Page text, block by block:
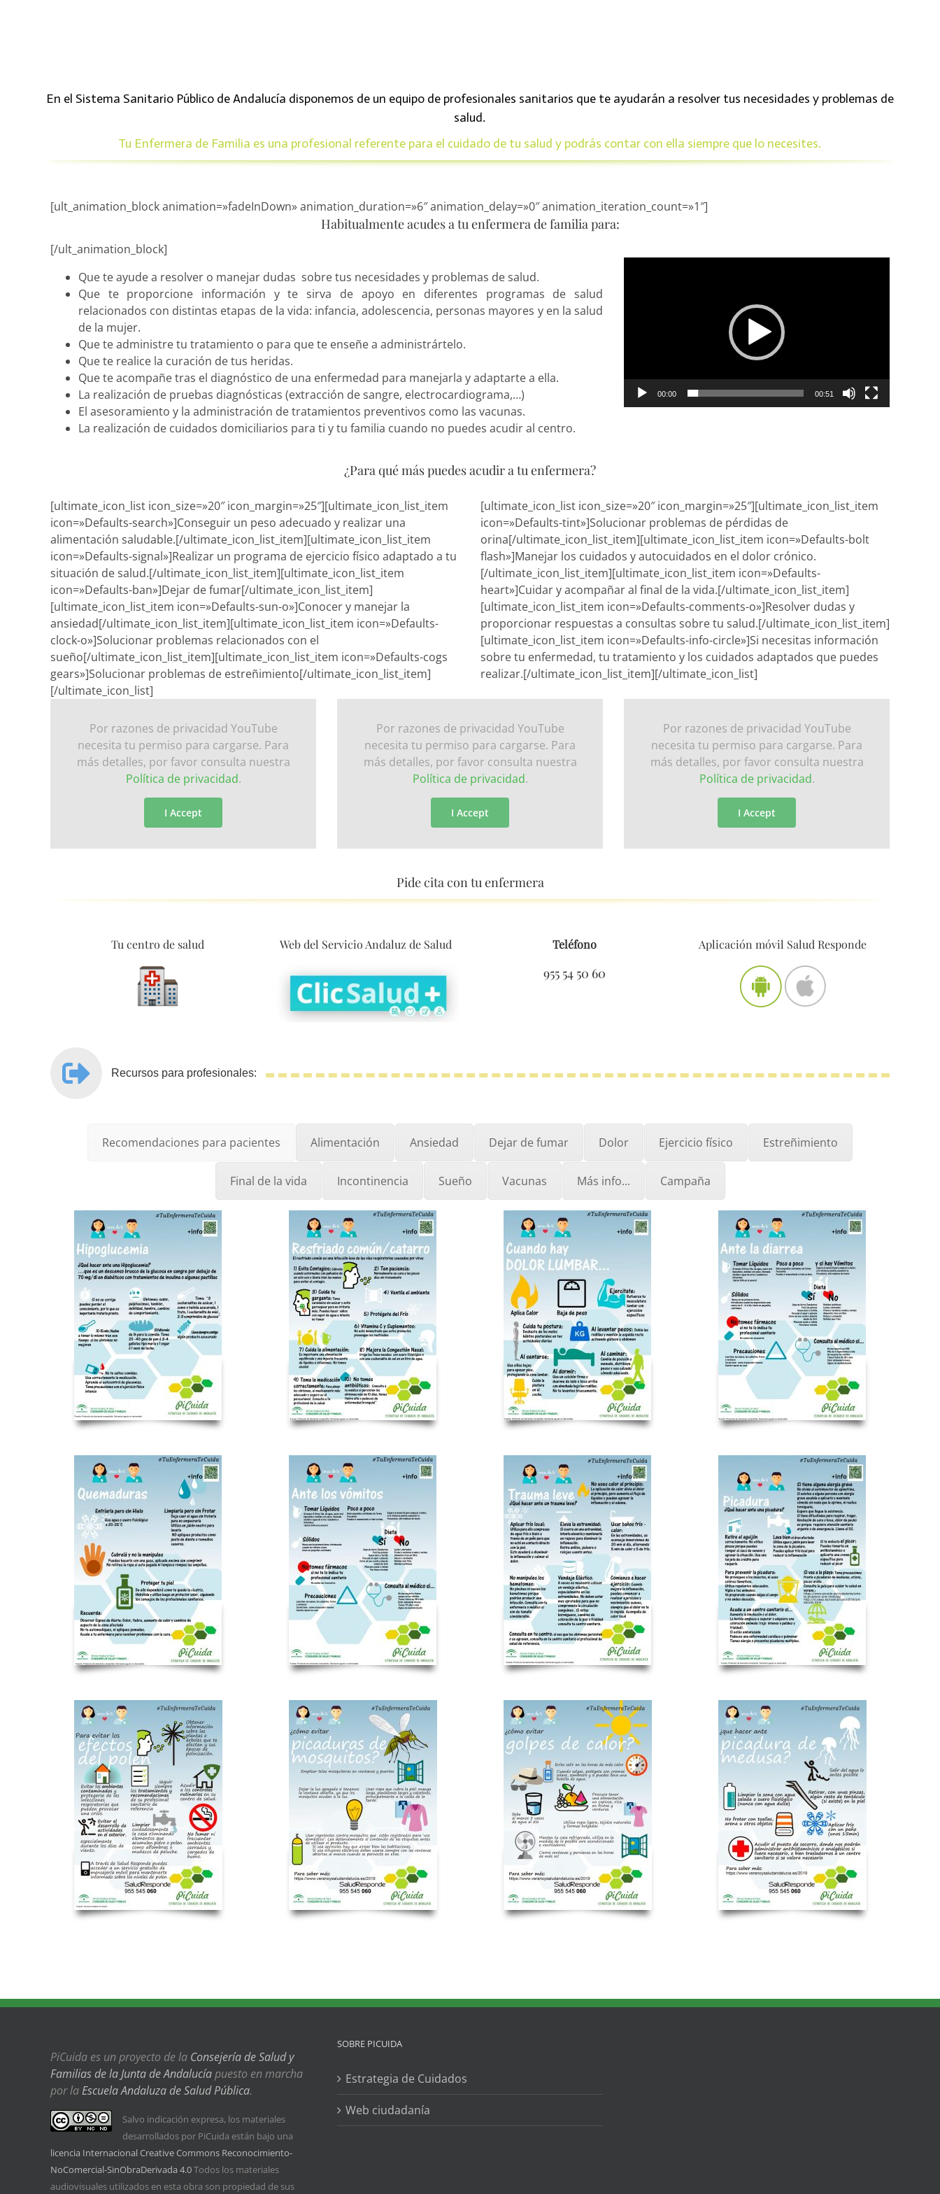
En el Sistema Sanitario Público de Andalucía disponemos de un equipo de profesionales sanitarios que te ayudarán a resolver tus necesidades y problemas de
salud.
Tu Enfermera de Familia es una profesional referente para el cuidado de tu salud y podrás contar con ella siempre que lo necesites.
[ult_animation_block animation=»fadeInDown» animation_duration=»6″ animation_delay=»0″ animation_iteration_count=»1″]
Habitualmente acudes a tu enfermera de familia para:
[/ult_animation_block]
Que te ayude a resolver o manejar dudas sobre tus necesidades y problemas de salud.
Que te proporcione información y te sirva de apoyo en diferentes programas de salud
relacionados con distintas etapas de la vida: infancia, adolescencia, personas mayores y en la salud
de la mujer.
Que te administre tu tratamiento o para que te enseñe a administrártelo.
Que te realice la curación de tus heridas.
Que te acompañe tras el diagnóstico de una enfermedad para manejarla y adaptarte a ella.
La realización de pruebas diagnósticas (extracción de sangre, electrocardiograma,…)
El asesoramiento y la administración de tratamientos preventivos como las vacunas.
La realización de cuidados domiciliarios para ti y tu familia cuando no puedes acudir al centro.
00:00 00:51
¿Para qué más puedes acudir a tu enfermera?
[ultimate_icon_list icon_size=»20″ icon_margin=»25″][ultimate_icon_list_item
icon=»Defaults-search»]Conseguir un peso adecuado y realizar una
alimentación saludable.[/ultimate_icon_list_item][ultimate_icon_list_item
icon=»Defaults-signal»]Realizar un programa de ejercicio físico adaptado a tu
situación de salud.[/ultimate_icon_list_item][ultimate_icon_list_item
icon=»Defaults-ban»]Dejar de fumar[/ultimate_icon_list_item]
[ultimate_icon_list_item icon=»Defaults-sun-o»]Conocer y manejar la
ansiedad[/ultimate_icon_list_item][ultimate_icon_list_item icon=»Defaults-
clock-o»]Solucionar problemas relacionados con el
sueño[/ultimate_icon_list_item][ultimate_icon_list_item icon=»Defaults-cogs
gears»]Solucionar problemas de estreñimiento[/ultimate_icon_list_item]
[/ultimate_icon_list]
[ultimate_icon_list icon_size=»20″ icon_margin=»25″][ultimate_icon_list_item
icon=»Defaults-tint»]Solucionar problemas de pérdidas de
orina[/ultimate_icon_list_item][ultimate_icon_list_item icon=»Defaults-bolt
flash»]Manejar los cuidados y autocuidados en el dolor crónico.
[/ultimate_icon_list_item][ultimate_icon_list_item icon=»Defaults-
heart»]Cuidar y acompañar al final de la vida.[/ultimate_icon_list_item]
[ultimate_icon_list_item icon=»Defaults-comments-o»]Resolver dudas y
proporcionar respuestas a consultas sobre tu salud.[/ultimate_icon_list_item]
[ultimate_icon_list_item icon=»Defaults-info-circle»]Si necesitas información
sobre tu enfermedad, tu tratamiento y los cuidados adaptados que puedes
realizar.[/ultimate_icon_list_item][/ultimate_icon_list]
Por razones de privacidad YouTube
necesita tu permiso para cargarse. Para
más detalles, por favor consulta nuestra
Política de privacidad.
I Accept
Por razones de privacidad YouTube
necesita tu permiso para cargarse. Para
más detalles, por favor consulta nuestra
Política de privacidad.
I Accept
Por razones de privacidad YouTube
necesita tu permiso para cargarse. Para
más detalles, por favor consulta nuestra
Política de privacidad.
I Accept
Pide cita con tu enfermera
Tu centro de salud Web del Servicio Andaluz de Salud Teléfono
955 54 50 60
Aplicación móvil Salud Responde
Recursos para profesionales:
Recomendaciones para pacientes Alimentación Ansiedad Dejar de fumar Dolor Ejercicio físico Estreñimiento
Final de la vida Incontinencia Sueño Vacunas Más info... Campaña
PiCuida es un proyecto de la Consejería de Salud y
Familias de la Junta de Andalucíapuesto en marcha
por laEscuela Andaluza de Salud Pública.
Salvo indicación expresa, los materiales
desarrollados por PiCuida están bajo una
licencia Internacional Creative Commons Reconocimiento-
NoComercial-SinObraDerivada 4.0Todos los materiales
audiovisuales utilizados en esta obra son propiedad de sus
SOBRE PICUIDA
Estrategia de Cuidados
Web ciudadanía